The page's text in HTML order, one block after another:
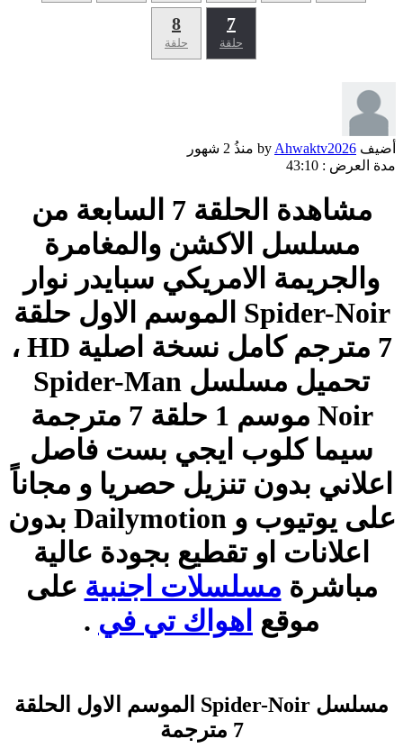
7
حلقة
8
حلقة
أضيف by Ahwaktv2026 منذُ 2 شهور
مدة العرض : 43:10
مشاهدة الحلقة 7 السابعة من
مسلسل الاكشن والمغامرة
والجريمة الامريكي سبايدر نوار
Spider-Noir الموسم الاول حلقة
7 مترجم كامل نسخة اصلية HD ،
تحميل مسلسل Spider-Man
Noir موسم 1 حلقة 7 مترجمة
سيما كلوب ايجي بست فاصل
اعلاني بدون تنزيل حصريا و مجاناً
على يوتيوب و Dailymotion بدون
اعلانات او تقطيع بجودة عالية
مباشرة مسلسلات اجنبية على
موقع اهواك تي في .
مسلسل Spider-Noir الموسم الاول الحلقة
7 مترجمة